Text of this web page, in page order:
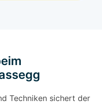
Techniken sichert der